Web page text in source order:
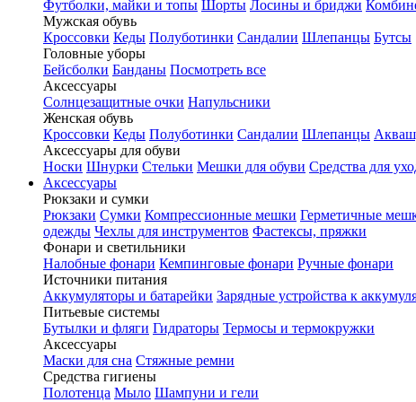
Футболки, майки и топы Шорты Лосины и бриджи
Мужская обувь
Кроссовки Кеды Полуботинки Сандалии Шлепанцы Бутсы
Головные уборы
Бейсболки Банданы Посмотреть все
Аксессуары
Солнцезащитные очки Напульсники
Женская обувь
Кроссовки Кеды Полуботинки Сандалии Шлепанцы
Аксессуары для обуви
Носки Шнурки Стельки Мешки для обуви Средства для
Аксессуары
Рюкзаки и сумки
Рюкзаки Сумки Компрессионные мешки Герметичные
одежды Чехлы для инструментов Фастексы, пряжки
Фонари и светильники
Налобные фонари Кемпинговые фонари Ручные фонари
Источники питания
Аккумуляторы и батарейки Зарядные устройства к
Питьевые системы
Бутылки и фляги Гидраторы Термосы и термокружки
Аксессуары
Маски для сна Стяжные ремни
Средства гигиены
Полотенца Мыло Шампуни и гели